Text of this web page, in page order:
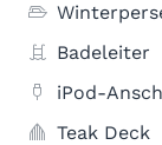
Badeleiter
iPod-
Teak Deck